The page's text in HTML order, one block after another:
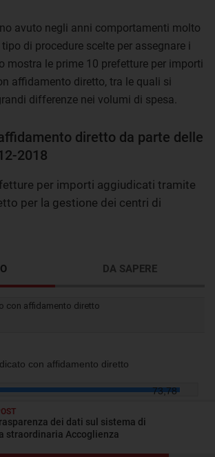
dei dati sul sistema di
straordinaria Accoglienza
avuto negli anni comportamenti molto
di procedure scelte per assegnare i
mostra le prime 10 prefetture per importi
affidamento diretto, tra le quali si
differenze nei volumi di spesa.
diretto da parte delle
2018
per importi aggiudicati tramite
per la gestione dei centri di
DA SAPERE